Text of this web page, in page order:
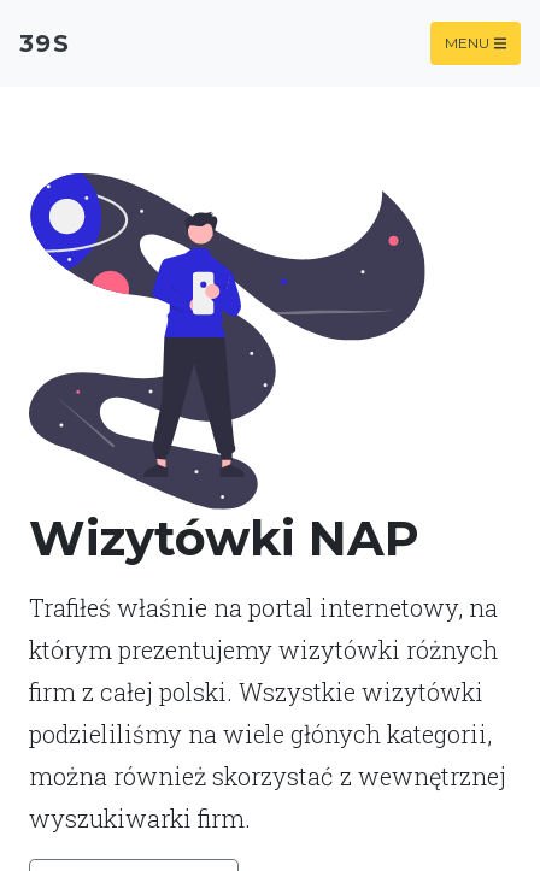
Wizytówki NAP
Trafiłeś właśnie na portal internetowy, na
którym prezentujemy wizytówki różnych
firm z całej polski. Wszystkie wizytówki
podzieliliśmy na wiele głónych kategorii,
można również skorzystać z wewnętrznej
wyszukiwarki firm.
39S MENU